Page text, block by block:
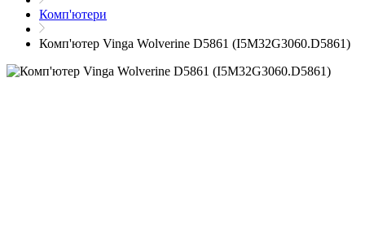
Комп'ютери
Комп'ютер Vinga Wolverine D5861 (I5M32G3060.D5861)